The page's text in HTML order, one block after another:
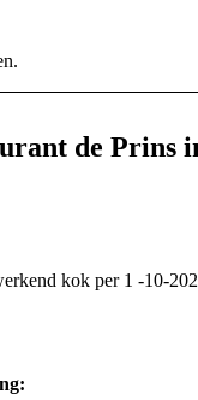
de Prins
kok per 1 -10-